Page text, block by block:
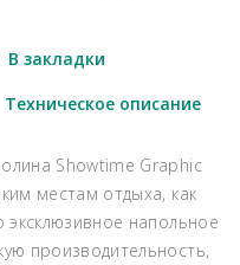
В закладки
Техническое описание
Showtime Graphic
местам отдыха, как
напольное
производительность,